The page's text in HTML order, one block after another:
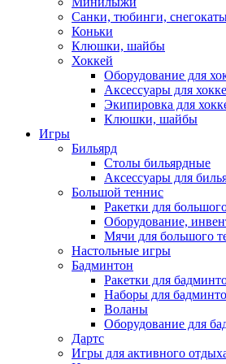
Санки, тюбинги,
Коньки
Клюшки, шайбы
Хоккей
Оборудование для
Аксессуары для
Экипировка для
Клюшки, шайбы
Игры
Бильярд
Столы бильярдные
Аксессуары для
Большой теннис
Ракетки для
Оборудование,
Мячи для большого
Настольные игры
Бадминтон
Ракетки для
Наборы для
Воланы
Оборудование для
Дартс
Игры для активного